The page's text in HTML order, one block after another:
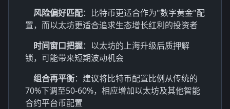
风险偏好匹配：比特币更适合作为"数字黄金"配
置，而以太坊更适合追求生态增长红利的投资者
时间窗口把握：以太坊的上海升级后质押解
锁，可能带来短期波动机会
组合再平衡：建议将比特币配置比例从传统的
70%下调至50-60%，相应增加以太坊及其他智能
合约平台币配置